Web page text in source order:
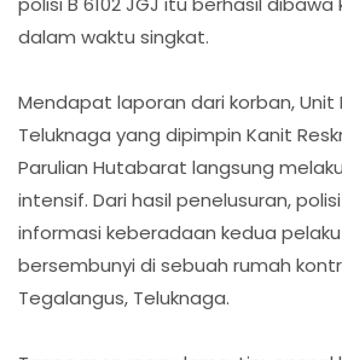
dalam waktu singkat.
Mendapat laporan dari korban, Unit
Teluknaga yang dipimpin Kanit
Parulian Hutabarat langsung
intensif. Dari hasil penelusuran,
informasi keberadaan kedua
bersembunyi di sebuah rumah
Tegalangus, Teluknaga.